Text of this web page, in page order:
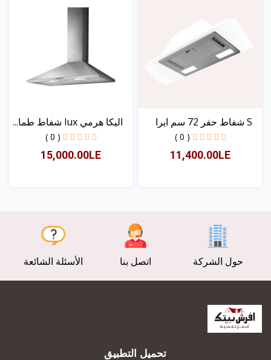
S شفاط حفر 72 سم ایرا
( 0 )
11,400.00LE
الیكا ھرمي lux شفاط طما...
( 0 )
15,000.00LE
حول الشركة اتصل بنا الأسئلة الشائعة
تحميل التطبيق